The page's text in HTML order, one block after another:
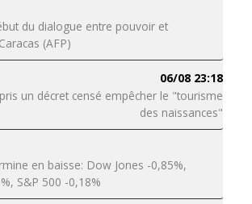
du dialogue entre pouvoir et
(AFP)
06/08 23:18
un décret censé empêcher le "tourisme
des naissances"
en baisse: Dow Jones -0,85%,
S&P 500 -0,18%